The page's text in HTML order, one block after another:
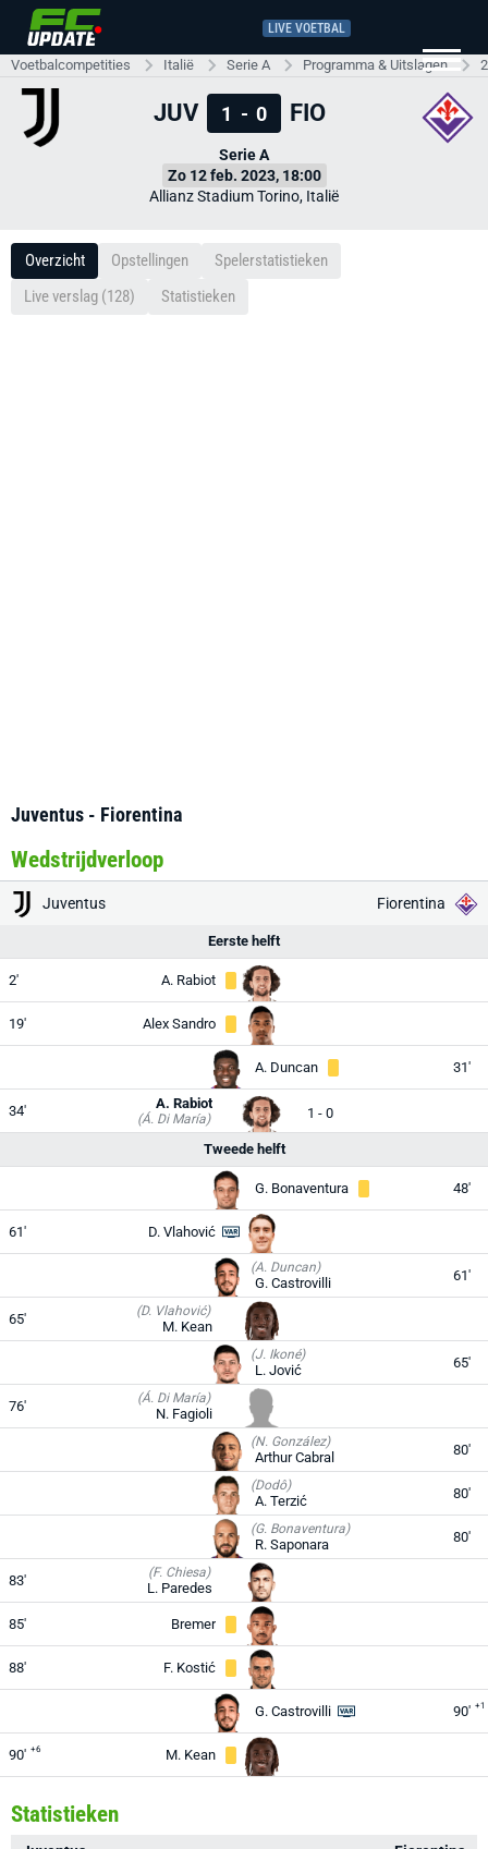
LIVE VOETBAL
Voetbalcompetities Italië Serie A Programma & Uitslagen
JUV 1 - 0 FIO
Serie A
Zo 12 feb. 2023, 18:00
Allianz Stadium Torino, Italië
Overzicht Opstellingen
Spelerstatistieken
Live verslag (128)
Statistieken
Juventus - Fiorentina
Wedstrijdverloop
Juventus Fiorentina
Eerste helft
2' A. Rabiot
19' Alex Sandro
A. Duncan 31'
34' (Á. Di María)
A. Rabiot
1 - 0
Tweede helft
G. Bonaventura 48'
61' D. Vlahović
(A. Duncan)
G. Castrovilli 61'
65' (D. Vlahović)
M. Kean
(J. Ikoné)
L. Jović 65'
76' (Á. Di María)
N. Fagioli
(N. González)
Arthur Cabral 80'
(Dodô)
A. Terzić 80'
(G. Bonaventura)
R. Saponara 80'
83' (F. Chiesa)
L. Paredes
85' Bremer
88' F. Kostić
G. Castrovilli 90' +1
90' +6 M. Kean
Statistieken